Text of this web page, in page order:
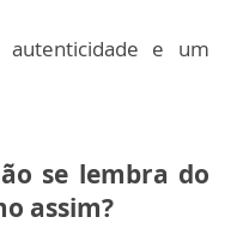
autenticidade e um
se lembra do
assim?